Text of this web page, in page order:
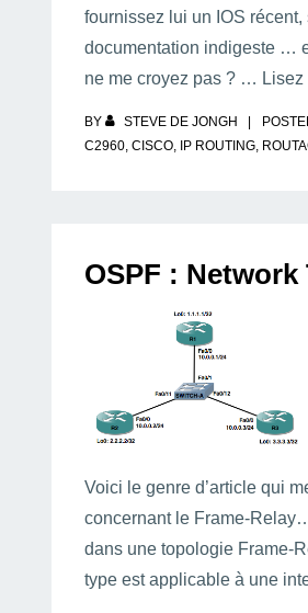
fournissez lui un IOS
documentation indigeste …
ne me croyez pas ? … Lisez
BY STEVE DE JONGH
C2960, CISCO, IP ROUTING,
OSPF :
Voici le genre d’article qui
concernant le Frame-
dans une topologie Frame-
type est applicable à une